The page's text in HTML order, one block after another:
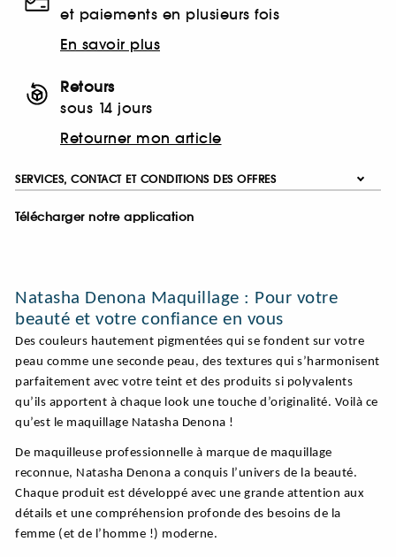
et paiements en plusieurs fois
En savoir plus
Retours
sous 14 jours
Retourner mon article
SERVICES, CONTACT ET CONDITIONS DES OFFRES
Télécharger notre application
Natasha Denona Maquillage : Pour votre
beauté et votre confiance en vous
Des couleurs hautement pigmentées qui se fondent sur votre
peau comme une seconde peau, des textures qui s’harmonisent
parfaitement avec votre teint et des produits si polyvalents
qu’ils apportent à chaque look une touche d’originalité. Voilà ce
qu’est le maquillage Natasha Denona !
De maquilleuse professionnelle à marque de maquillage
reconnue, Natasha Denona a conquis l’univers de la beauté.
Chaque produit est développé avec une grande attention aux
détails et une compréhension profonde des besoins de la
femme (et de l’homme !) moderne.